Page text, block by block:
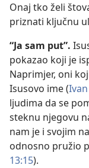
Onaj tko želi
priznati ključnu
“Ja sam put”.
pokazao koji je
Naprimjer, oni
Isusovo ime (
ljudima da se
steknu njegovu
nam je i svojim
odnosno pružio
13:15).